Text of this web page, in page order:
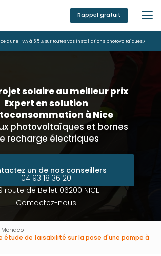
d'une TVA à 5,5 % sur toutes vos installations photovoltaïques⚡
Rappel gratuit
solaire au meilleur prix
Expert en solution
à Nice
photovoltaïques et bornes
recharge électriques
un de nos conseillers
04 93 18 36 20
route de Bellet 06200 NICE
Contactez-nous
Monaco
étude de faisabilité sur la pose d'une pompe à